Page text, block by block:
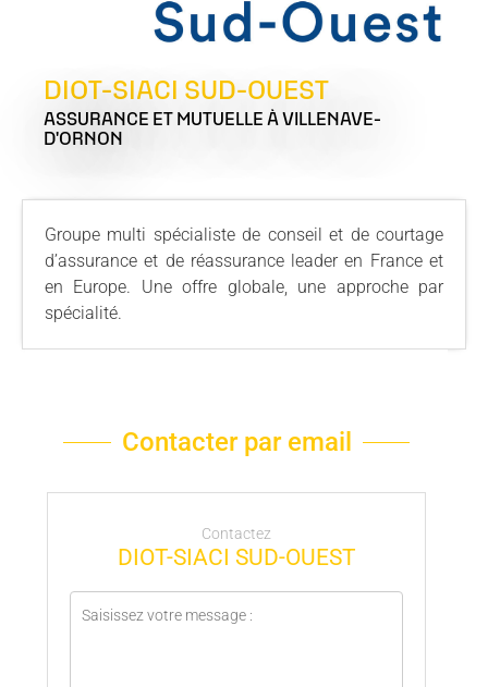
DIOT-SIACI SUD-OUEST
ASSURANCE ET MUTUELLE À VILLENAVE-
D'ORNON
Groupe multi spécialiste de conseil et de courtage
d’assurance et de réassurance leader en France et
en Europe. Une offre globale, une approche par
spécialité.
Contacter par email
Contactez
DIOT-SIACI SUD-OUEST